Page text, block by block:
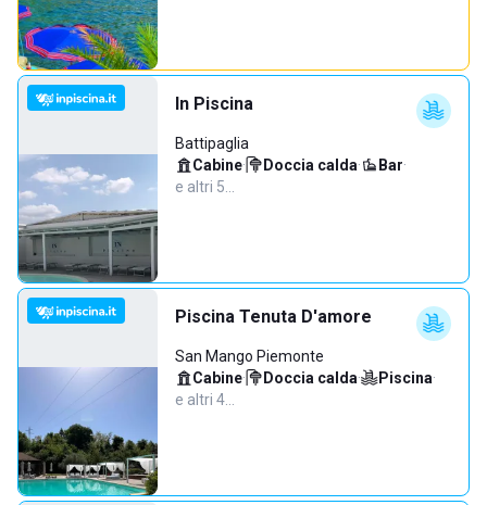
In Piscina
Battipaglia
Cabine· Doccia calda· Bar·
e altri 5…
Piscina Tenuta D'amore
San Mango Piemonte
Cabine· Doccia calda· Piscina·
e altri 4…